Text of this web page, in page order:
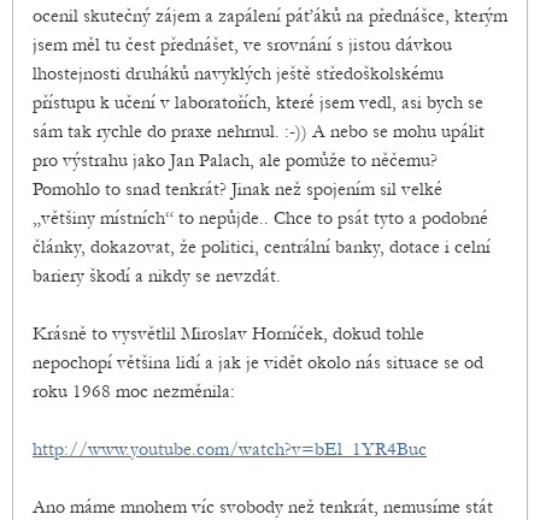
ocenil skutečný zájem a zapálení páťáků na přednášce, kterým
jsem měl tu čest přednášet, ve srovnání s jistou dávkou
lhostejnosti druháků navyklých ještě středoškolskému
přístupu k učení v laboratořích, které jsem vedl, asi bych se
sám tak rychle do praxe nehrnul. :-)) A nebo se mohu upálit
pro výstrahu jako Jan Palach, ale pomůže to něčemu?
Pomohlo to snad tenkrát? Jinak než spojením sil velké
„většiny místních“ to nepůjde.. Chce to psát tyto a podobné
články, dokazovat, že politici, centrální banky, dotace i celní
bariery škodí a nikdy se nevzdát.
Krásně to vysvětlil Miroslav Horníček, dokud tohle
nepochopí většina lidí a jak je vidět okolo nás situace se od
roku 1968 moc nezměnila:
http://www.youtube.com/watch?v=bEl_1YR4Buc
Ano máme mnohem víc svobody než tenkrát, nemusíme stát